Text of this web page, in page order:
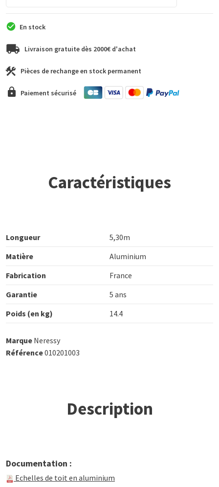
En stock
Livraison gratuite dès 2000€ d'achat
Pièces de rechange en stock permanent
Paiement sécurisé
Caractéristiques
Longueur
5,30m
Matière
Aluminium
Fabrication
France
Garantie
5 ans
Poids (en kg)
14.4
Marque Neressy
Référence010201003
Description
Documentation :
Echelles de toit en aluminium